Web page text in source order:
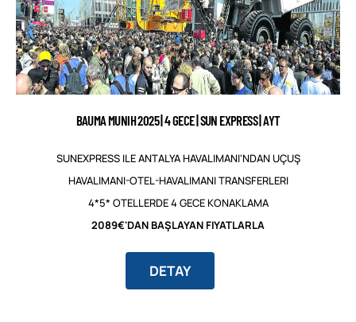
BAUMA MUNIH 2025 | 4 GECE | SUN EXPRESS | AYT
SUNEXPRESS ILE ANTALYA HAVALIMANI'NDAN UÇUŞ
HAVALIMANI-OTEL-HAVALIMANI TRANSFERLERI
4*5* OTELLERDE 4 GECE KONAKLAMA
2089€'DAN BAŞLAYAN FIYATLARLA
DETAY